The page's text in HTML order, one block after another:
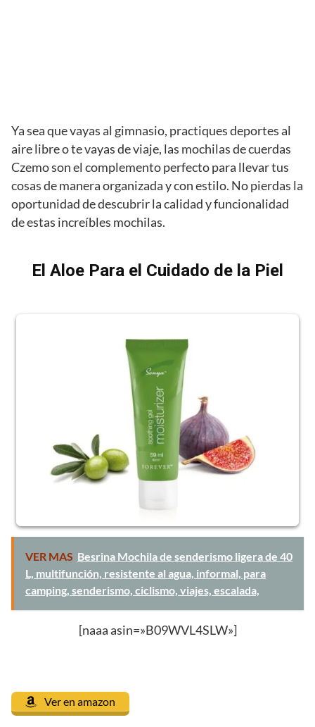
Ya sea que vayas al gimnasio, practiques deportes al
aire libre o te vayas de viaje, las mochilas de cuerdas
Czemo son el complemento perfecto para llevar tus
cosas de manera organizada y con estilo. No pierdas la
oportunidad de descubrir la calidad y funcionalidad
de estas increíbles mochilas.
El Aloe Para el Cuidado de la Piel
VER MAS Besrina Mochila de senderismo ligera de 40
L, multifunción, resistente al agua, informal, para
camping, senderismo, ciclismo, viajes, escalada,
[naaa asin=»B09WVL4SLW»]
Ver en amazon